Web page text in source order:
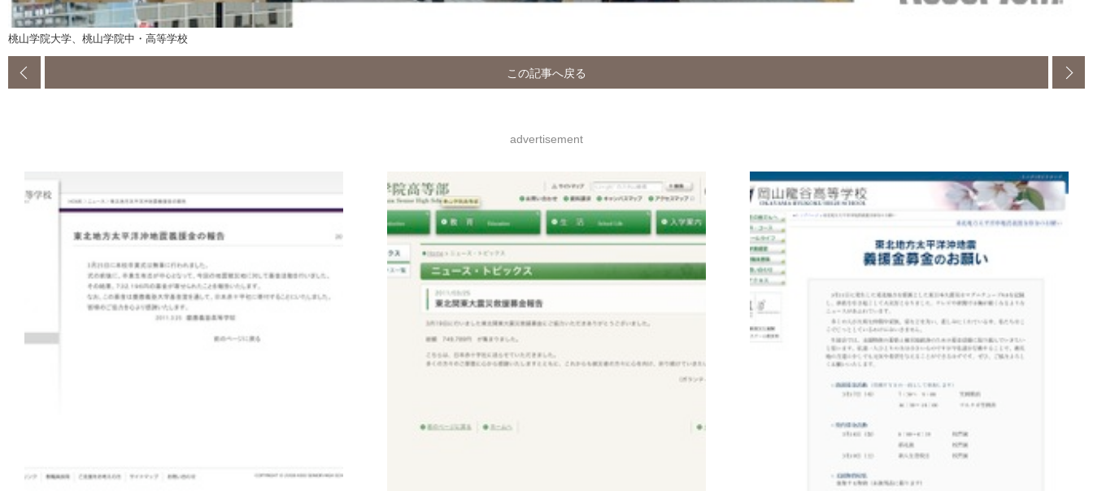
桃山学院大学、桃山学院中・高等学校
この記事へ戻る
advertisement